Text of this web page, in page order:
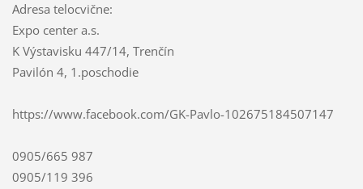
Adresa telocvične:
Expo center a.s.
K Výstavisku 447/14, Trenčín
Pavilón 4, 1.poschodie
https://www.facebook.com/GK-Pavlo-102675184507147
0905/665 987
0905/119 396